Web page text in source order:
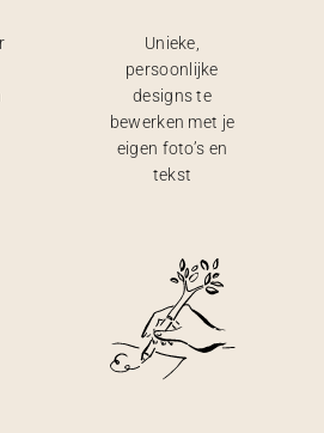
Unieke,
persoonlijke
designs te
bewerken met je
eigen foto’s en
tekst